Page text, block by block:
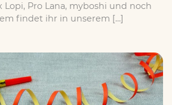
Lopi, Pro Lana, myboshi und noch
findet ihr in unserem […]